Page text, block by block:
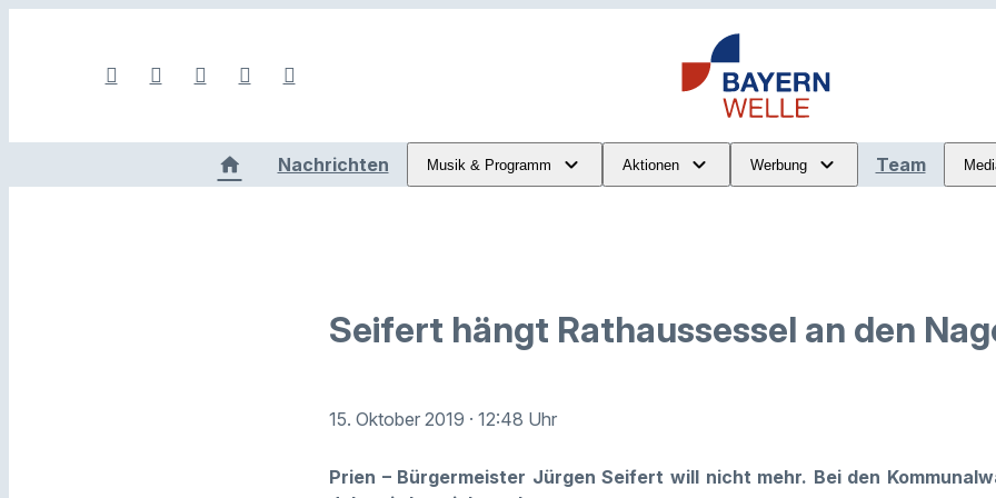
Nachrichten Musik & Programm Aktionen Werbung Team
Seifert hängt Rathaussessel an den
15. Oktober 2019 · 12:48 Uhr
Prien – Bürgermeister Jürgen Seifert will nicht mehr. Bei den